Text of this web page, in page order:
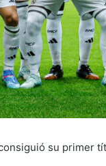
su primer